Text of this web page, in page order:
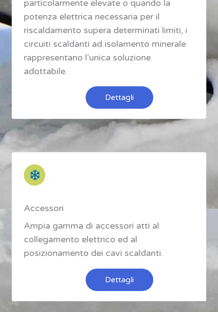
particolarmente elevate o quando la
potenza elettrica necessaria per il
riscaldamento supera determinati limiti, i
circuiti scaldanti ad isolamento minerale
rappresentano l’unica soluzione
adottabile.
Dettagli
Accessori
Ampia gamma di accessori atti al
collegamento elettrico ed al
posizionamento dei cavi scaldanti.
Dettagli